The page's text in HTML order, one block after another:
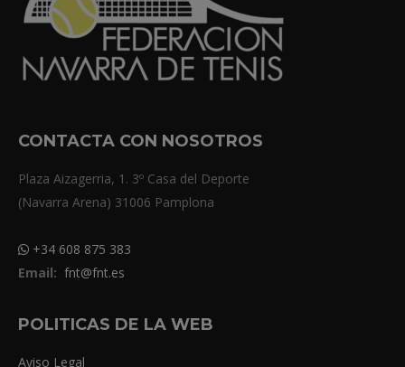
CONTACTA CON NOSOTROS
Plaza Aizagerria, 1. 3º Casa del Deporte
(Navarra Arena) 31006 Pamplona
+34 608 875 383
Email: fnt@fnt.es
POLITICAS DE LA WEB
Aviso Legal